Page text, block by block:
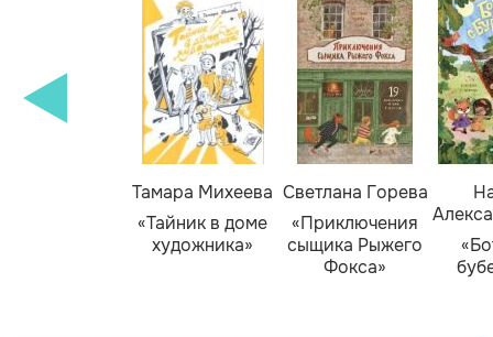
Тамара Михеева
«Тайник в доме
художника»
Светлана Горева
«Приключения
сыщика Рыжего
Фокса»